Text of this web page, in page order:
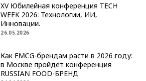
XV Юбилейная конференция TECH
WEEK 2026: Технологии, ИИ,
Инновации.
26.05.2026
Как FMCG-брендам расти в 2026 году:
в Москве пройдет конференция
RUSSIAN FOOD-БРЕНД